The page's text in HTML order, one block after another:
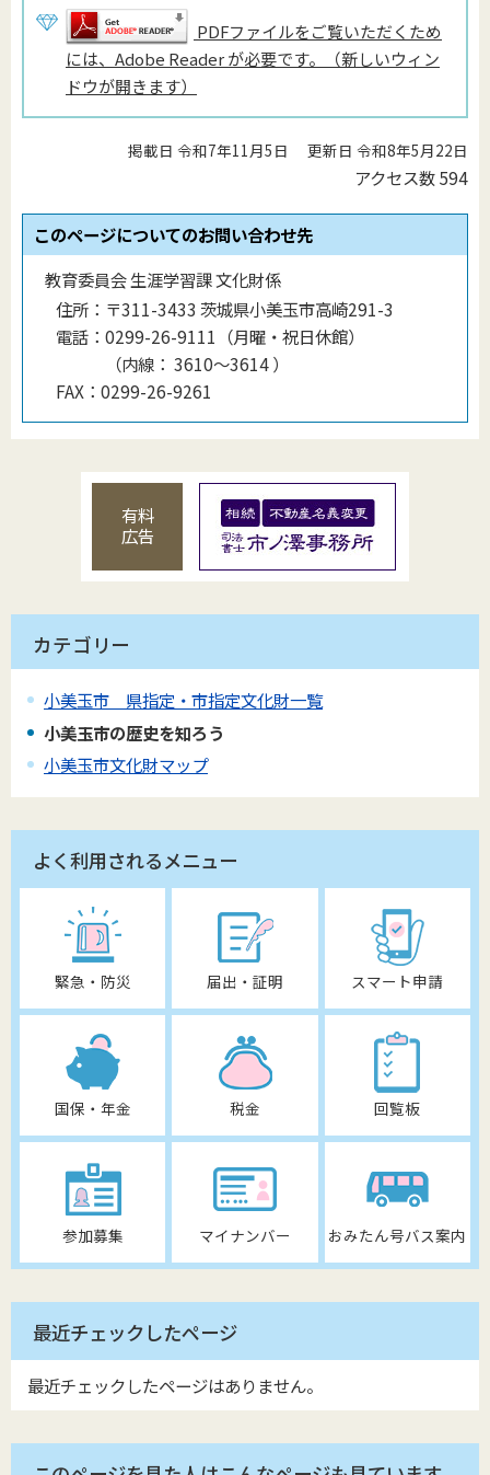
PDFファイルをご覧いただくため
には、Adobe Reader が必要です。（新しいウィン
ドウが開きます）
掲載日 令和7年11月5日 更新日 令和8年5月22日
アクセス数594
このページについてのお問い合わせ先
教育委員会 生涯学習課 文化財係
住所： 〒311-3433 茨城県小美玉市高崎291-3
電話： 0299-26-9111（月曜・祝日休館）
（内線 ： 3610〜3614）
FAX： 0299-26-9261
有料
広告
カテゴリー
小美玉市 県指定・市指定文化財一覧
小美玉市の歴史を知ろう
小美玉市文化財マップ
よく利用されるメニュー
緊急・防災 届出・証明 スマート申請
国保・年金 税金 回覧板
参加募集 マイナンバー おみたん号バス案内
最近チェックしたページ
最近チェックしたページはありません。